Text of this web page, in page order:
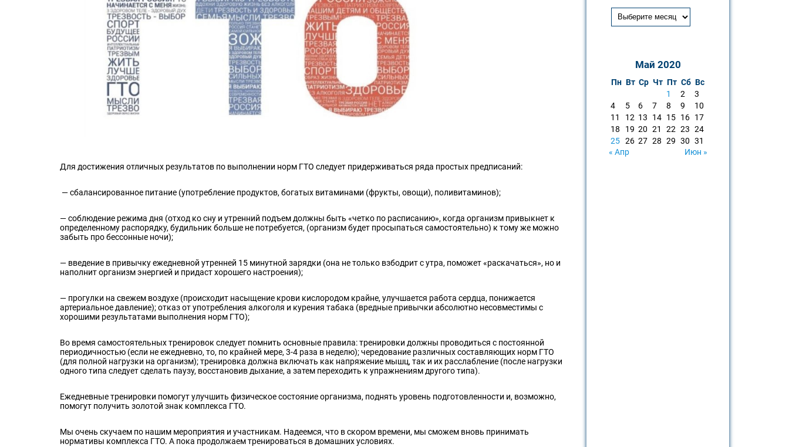
Для достижения отличных результатов по выполнении норм ГТО следует придерживаться ряда простых предписаний:
— сбалансированное питание (употребление продуктов, богатых витаминами (фрукты, овощи), поливитаминов);
— соблюдение режима дня (отход ко сну и утренний подъем должны быть «четко по расписанию», когда организм привыкнет к
определенному распорядку, будильник больше не потребуется, (организм будет просыпаться самостоятельно) к тому же можно
забыть про бессонные ночи);
— введение в привычку ежедневной утренней 15 минутной зарядки (она не только взбодрит с утра, поможет «раскачаться», но и
наполнит организм энергией и придаст хорошего настроения);
— прогулки на свежем воздухе (происходит насыщение крови кислородом крайне, улучшается работа сердца, понижается
артериальное давление); отказ от употребления алкоголя и курения табака (вредные привычки абсолютно несовместимы с
хорошими результатами выполнения норм ГТО);
Во время самостоятельных тренировок следует помнить основные правила: тренировки должны проводиться с постоянной
периодичностью (если не ежедневно, то, по крайней мере, 3-4 раза в неделю); чередование различных составляющих норм ГТО
(для полной нагрузки на организм); тренировка должна включать как напряжение мышц, так и их расслабление (после нагрузки
одного типа следует сделать паузу, восстановив дыхание, а затем переходить к упражнениям другого типа).
Ежедневные тренировки помогут улучшить физическое состояние организма, поднять уровень подготовленности и, возможно,
помогут получить золотой знак комплекса ГТО.
Мы очень скучаем по нашим мероприятия и участникам. Надеемся, что в скором времени, мы сможем вновь принимать
нормативы комплекса ГТО. А пока продолжаем тренироваться в домашних условиях.
Май 2020
Пн Вт Ср Чт Пт Сб Вс
1
2
3
4
5 6 7 8 9
10
11
12 13 14 15 16 17
18
19 20 21 22 23 24
25 26 27 28 29 30 31
« Апр
Июн »